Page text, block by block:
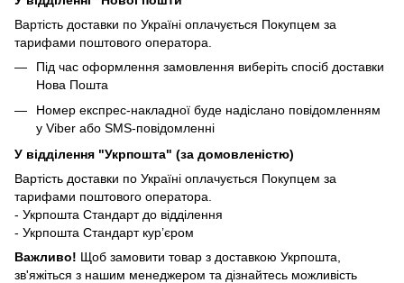
Вартість доставки по Україні оплачується Покупцем за
тарифами поштового оператора.
Під час оформлення замовлення виберіть спосіб доставки
Нова Пошта
Номер експрес-накладної буде надіслано повідомленням
у Viber або SMS-повідомленні
У відділення "Укрпошта" (за домовленістю)
Вартість доставки по Україні оплачується Покупцем за
тарифами поштового оператора.
- Укрпошта Стандарт до відділення
- Укрпошта Стандарт кур’єром
Важливо! Щоб замовити товар з доставкою Укрпошта,
зв'яжіться з нашим менеджером та дізнайтесь можливість